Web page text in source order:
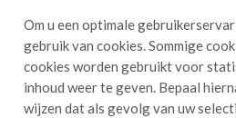
Om u een optimale
gebruik van cookies. Sommige
cookies worden gebruikt voor
inhoud weer te geven. Bepaal
wijzen dat als gevolg van uw